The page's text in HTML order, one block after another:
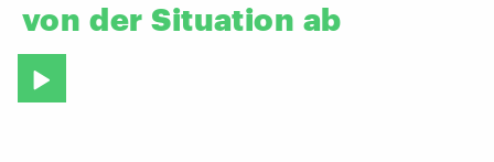
von der Situation ab